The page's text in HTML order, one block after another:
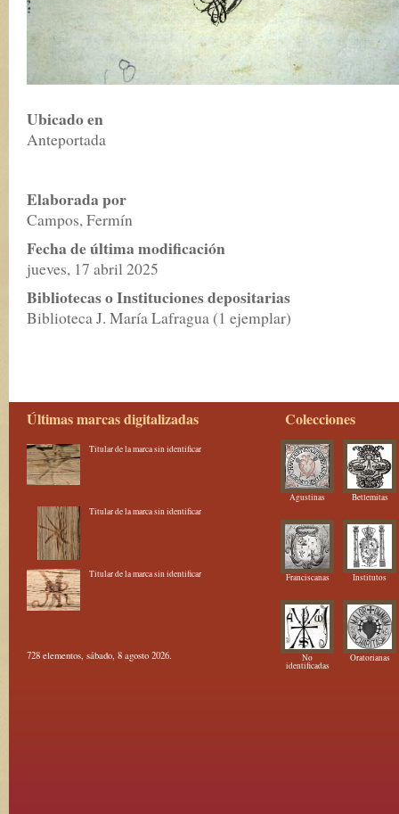
Ubicado en
Anteportada
Elaborada por
Campos, Fermín
Fecha de última modificación
jueves, 17 abril 2025
Bibliotecas o Instituciones depositarias
Biblioteca J. María Lafragua (1 ejemplar)
Últimas marcas digitalizadas
Titular de la marca sin identificar
Titular de la marca sin identificar
Titular de la marca sin identificar
728 elementos, sábado, 8 agosto 2026.
Colecciones
Agustinas Betlemitas
Franciscanas Institutos
No
identificadas
Oratorianas